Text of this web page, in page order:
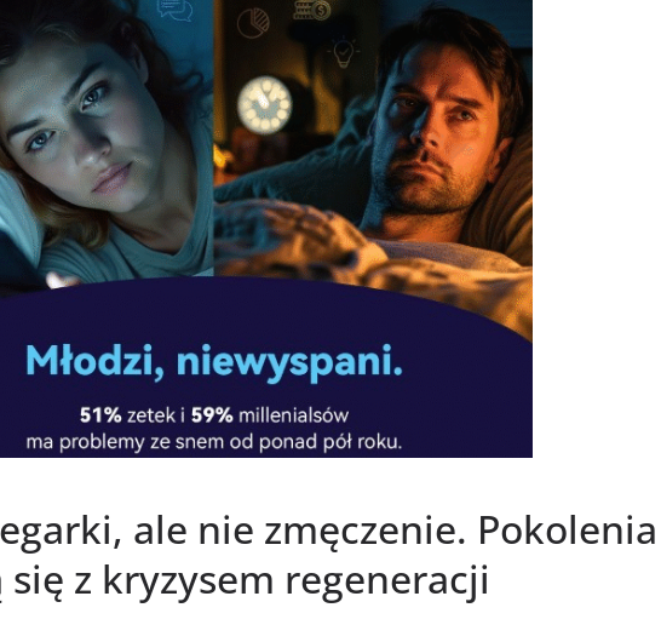
ale nie zmęczenie. Pokolenia
się z kryzysem regeneracji